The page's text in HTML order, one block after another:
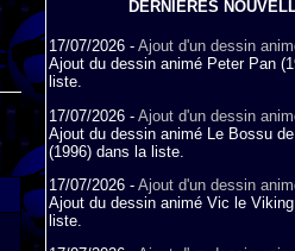
DERNIÈRES
17/07/2026 - Ajout d'un dessin
Ajout du dessin animé Peter Pan
liste.
17/07/2026 - Ajout d'un dessin
Ajout du dessin animé Le Bossu
(1996) dans la liste.
17/07/2026 - Ajout d'un dessin
Ajout du dessin animé Vic le
liste.